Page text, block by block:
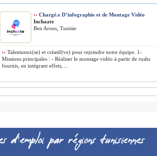
›› Chargé.e D’infographie et de Montage Vidéo
Inchaate
Ben Arous, Tunisie
›› Talentueux(se) et créatif(ve) pour rejoindre notre équipe. 1-
Missions principales : - Réaliser le montage vidéo à partir de rushs
fournis, en intégrant effets, ...